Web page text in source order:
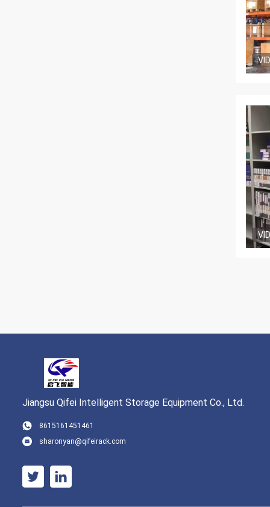
Jiangsu Qifei Intelligent Storage Equipment Co., Ltd.
8615161451461
sharonyan@qifeirack.com